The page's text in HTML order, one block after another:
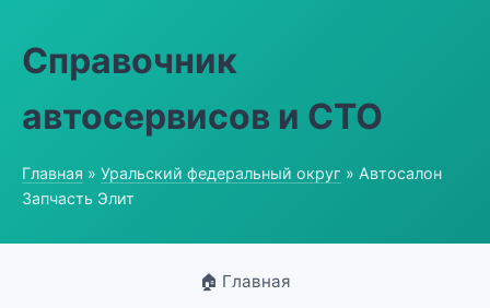
Справочник
автосервисов и СТО
Главная » Уральский федеральный округ » Автосалон
Запчасть Элит
🏠 Главная